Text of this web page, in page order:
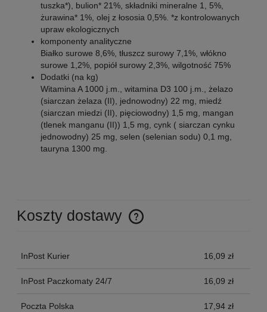
tuszka*), bulion* 21%, składniki mineralne 1, 5%,
żurawina* 1%, olej z łososia 0,5%. *z kontrolowanych
upraw ekologicznych
komponenty analityczne
Białko surowe 8,6%, tłuszcz surowy 7,1%, włókno
surowe 1,2%, popiół surowy 2,3%, wilgotność 75%
Dodatki (na kg)
Witamina A 1000 j.m., witamina D3 100 j.m., żelazo
(siarczan żelaza (II), jednowodny) 22 mg, miedź
(siarczan miedzi (II), pięciowodny) 1,5 mg, mangan
(tlenek manganu (II)) 1,5 mg, cynk ( siarczan cynku
jednowodny) 25 mg, selen (selenian sodu) 0,1 mg,
tauryna 1300 mg.
Koszty dostawy
Cena nie zawiera ewentualnych kosztów płatności
InPost Kurier 16,09 zł
InPost Paczkomaty 24/7 16,09 zł
Poczta Polska 17,94 zł